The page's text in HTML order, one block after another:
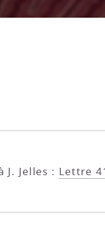
J. Jelles : Lettre